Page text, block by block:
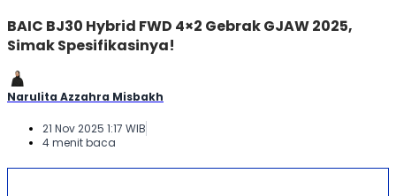
BAIC BJ30 Hybrid FWD 4×2 Gebrak GJAW 2025,
Simak Spesifikasinya!
Narulita Azzahra Misbakh
21 Nov 2025 1:17 WIB
4 menit baca